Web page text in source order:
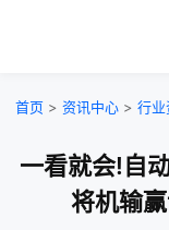
首页 > 资讯中心 > 行业
一看就会!自
将机输